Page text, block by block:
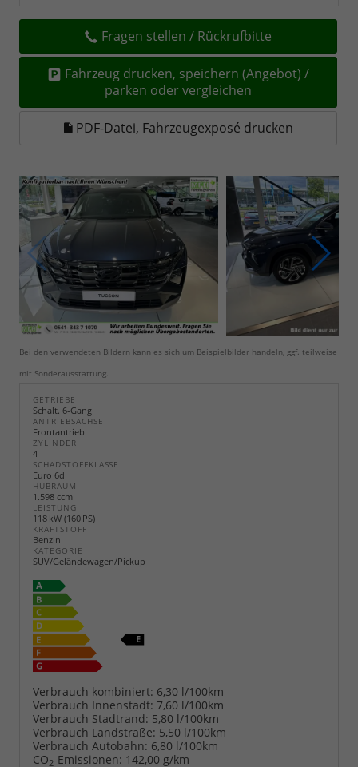
Fragen stellen / Rückrufbitte
Fahrzeug drucken, speichern (Angebot) /
parken oder vergleichen
PDF-Datei, Fahrzeugexposé drucken
Bei den verwendeten Bildern kann es sich um Beispielbilder handeln, ggf. teilweise
mit Sonderausstattung.
GETRIEBE
Schalt. 6-Gang
ANTRIEBSACHSE
Frontantrieb
ZYLINDER
4
SCHADSTOFFKLASSE
Euro 6d
HUBRAUM
1.598 ccm
LEISTUNG
118 kW (160 PS)
KRAFTSTOFF
Benzin
KATEGORIE
SUV/Geländewagen/Pickup
Verbrauch kombiniert: 6,30 l/100km
Verbrauch Innenstadt: 7,60 l/100km
Verbrauch Stadtrand: 5,80 l/100km
Verbrauch Landstraße: 5,50 l/100km
Verbrauch Autobahn: 6,80 l/100km
CO2-Emissionen: 142,00 g/km